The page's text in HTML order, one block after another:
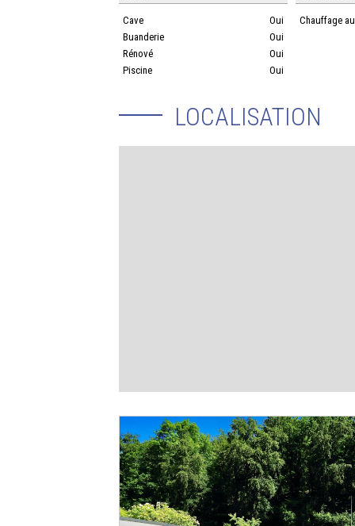
Cave
Oui
Buanderie
Oui
Rénové
Oui
Piscine
Oui
Chauffage
LOCALISATION